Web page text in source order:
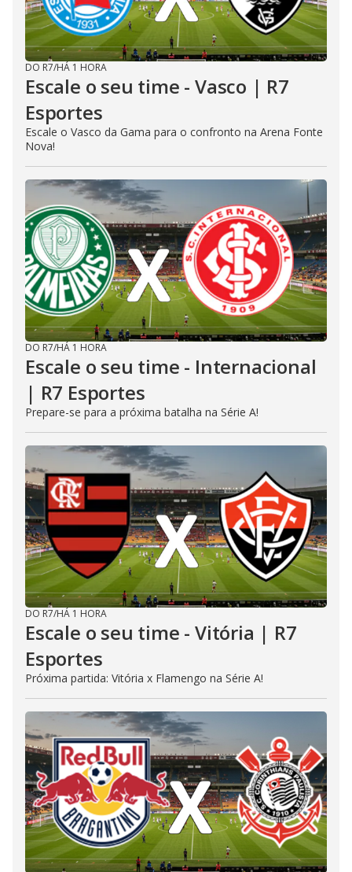
DO R7/HÁ 1 HORA
Escale o seu time - Vasco | R7
Esportes
Escale o Vasco da Gama para o confronto na Arena Fonte
Nova!
DO R7/HÁ 1 HORA
Escale o seu time - Internacional
| R7 Esportes
Prepare-se para a próxima batalha na Série A!
DO R7/HÁ 1 HORA
Escale o seu time - Vitória | R7
Esportes
Próxima partida: Vitória x Flamengo na Série A!